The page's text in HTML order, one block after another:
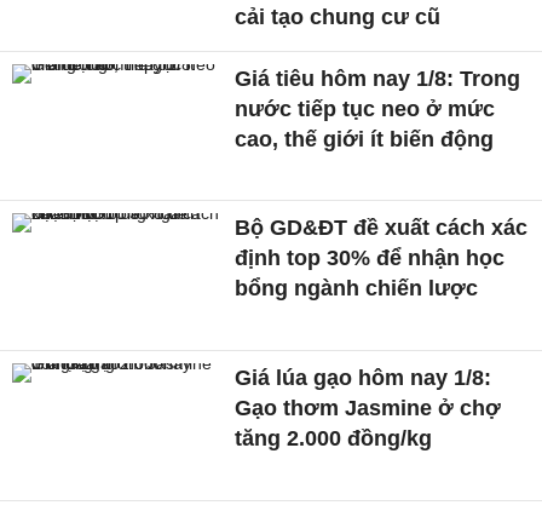
cải tạo chung cư cũ
Giá tiêu hôm nay 1/8: Trong
nước tiếp tục neo ở mức
cao, thế giới ít biến động
Bộ GD&ĐT đề xuất cách xác
định top 30% để nhận học
bổng ngành chiến lược
Giá lúa gạo hôm nay 1/8:
Gạo thơm Jasmine ở chợ
tăng 2.000 đồng/kg